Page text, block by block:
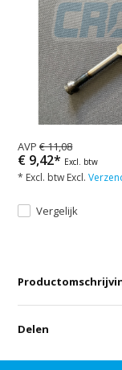
AVP€ 11,08
€ 9,42* Excl. btw
* Excl. btw Excl.
Vergelijk
Delen